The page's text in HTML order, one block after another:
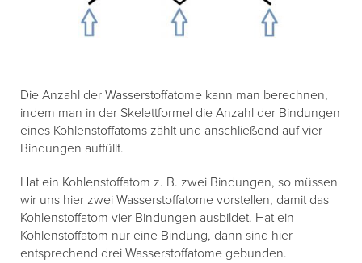
Die Anzahl der Wasserstoffatome kann man berechnen,
indem man in der Skelettformel die Anzahl der Bindungen
eines Kohlenstoffatoms zählt und anschließend auf vier
Bindungen auffüllt.
Hat ein Kohlenstoffatom z. B. zwei Bindungen, so müssen
wir uns hier zwei Wasserstoffatome vorstellen, damit das
Kohlenstoffatom vier Bindungen ausbildet. Hat ein
Kohlenstoffatom nur eine Bindung, dann sind hier
entsprechend drei Wasserstoffatome gebunden.